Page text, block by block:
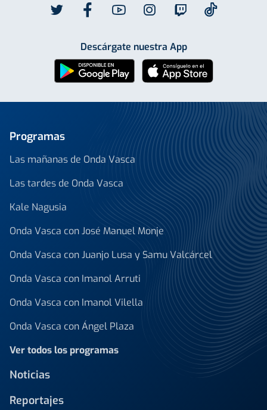
Descárgate nuestra App
Programas
Las mañanas de Onda Vasca
Las tardes de Onda Vasca
Kale Nagusia
Onda Vasca con José Manuel Monje
Onda Vasca con Juanjo Lusa y Samu Valcárcel
Onda Vasca con Imanol Arruti
Onda Vasca con Imanol Vilella
Onda Vasca con Ángel Plaza
Ver todos los programas
Noticias
Reportajes